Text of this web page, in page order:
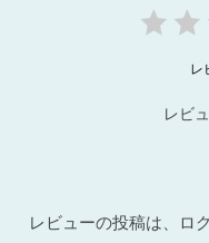
レ
レビ
レビューの投稿は、ロ